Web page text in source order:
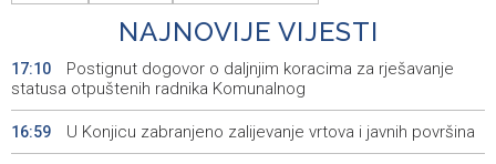
NAJNOVIJE VIJESTI
17:10
Postignut dogovor o daljnjim koracima za rješavanje
statusa otpuštenih radnika Komunalnog
16:59 U Konjicu zabranjeno zalijevanje vrtova i javnih površina